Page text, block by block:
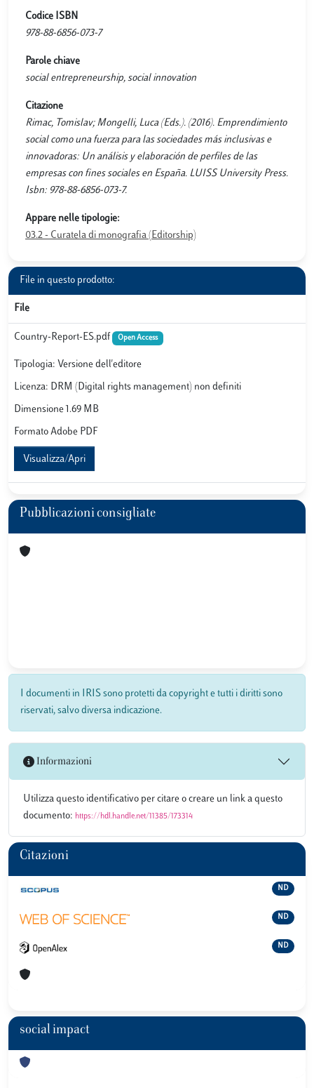
Codice ISBN
978-88-6856-073-7
Parole chiave
social entrepreneurship, social innovation
Citazione
Rimac, Tomislav; Mongelli, Luca (Eds.). (2016). Emprendimiento
social como una fuerza para las sociedades más inclusivas e
innovadoras: Un análisis y elaboración de perfiles de las
empresas con fines sociales en España. LUISS University Press.
Isbn: 978-88-6856-073-7.
Appare nelle tipologie:
03.2 - Curatela di monografia (Editorship)
File in questo prodotto:
File
Country-Report-ES.pdf Open Access
Tipologia: Versione dell'editore
Licenza: DRM (Digital rights management) non definiti
Dimensione 1.69 MB
Formato Adobe PDF
Visualizza/Apri
Pubblicazioni consigliate
I documenti in IRIS sono protetti da copyright e tutti i diritti sono
riservati, salvo diversa indicazione.
Informazioni
Utilizza questo identificativo per citare o creare un link a questo
documento: https://hdl.handle.net/11385/173314
Citazioni
ND
ND
ND
social impact